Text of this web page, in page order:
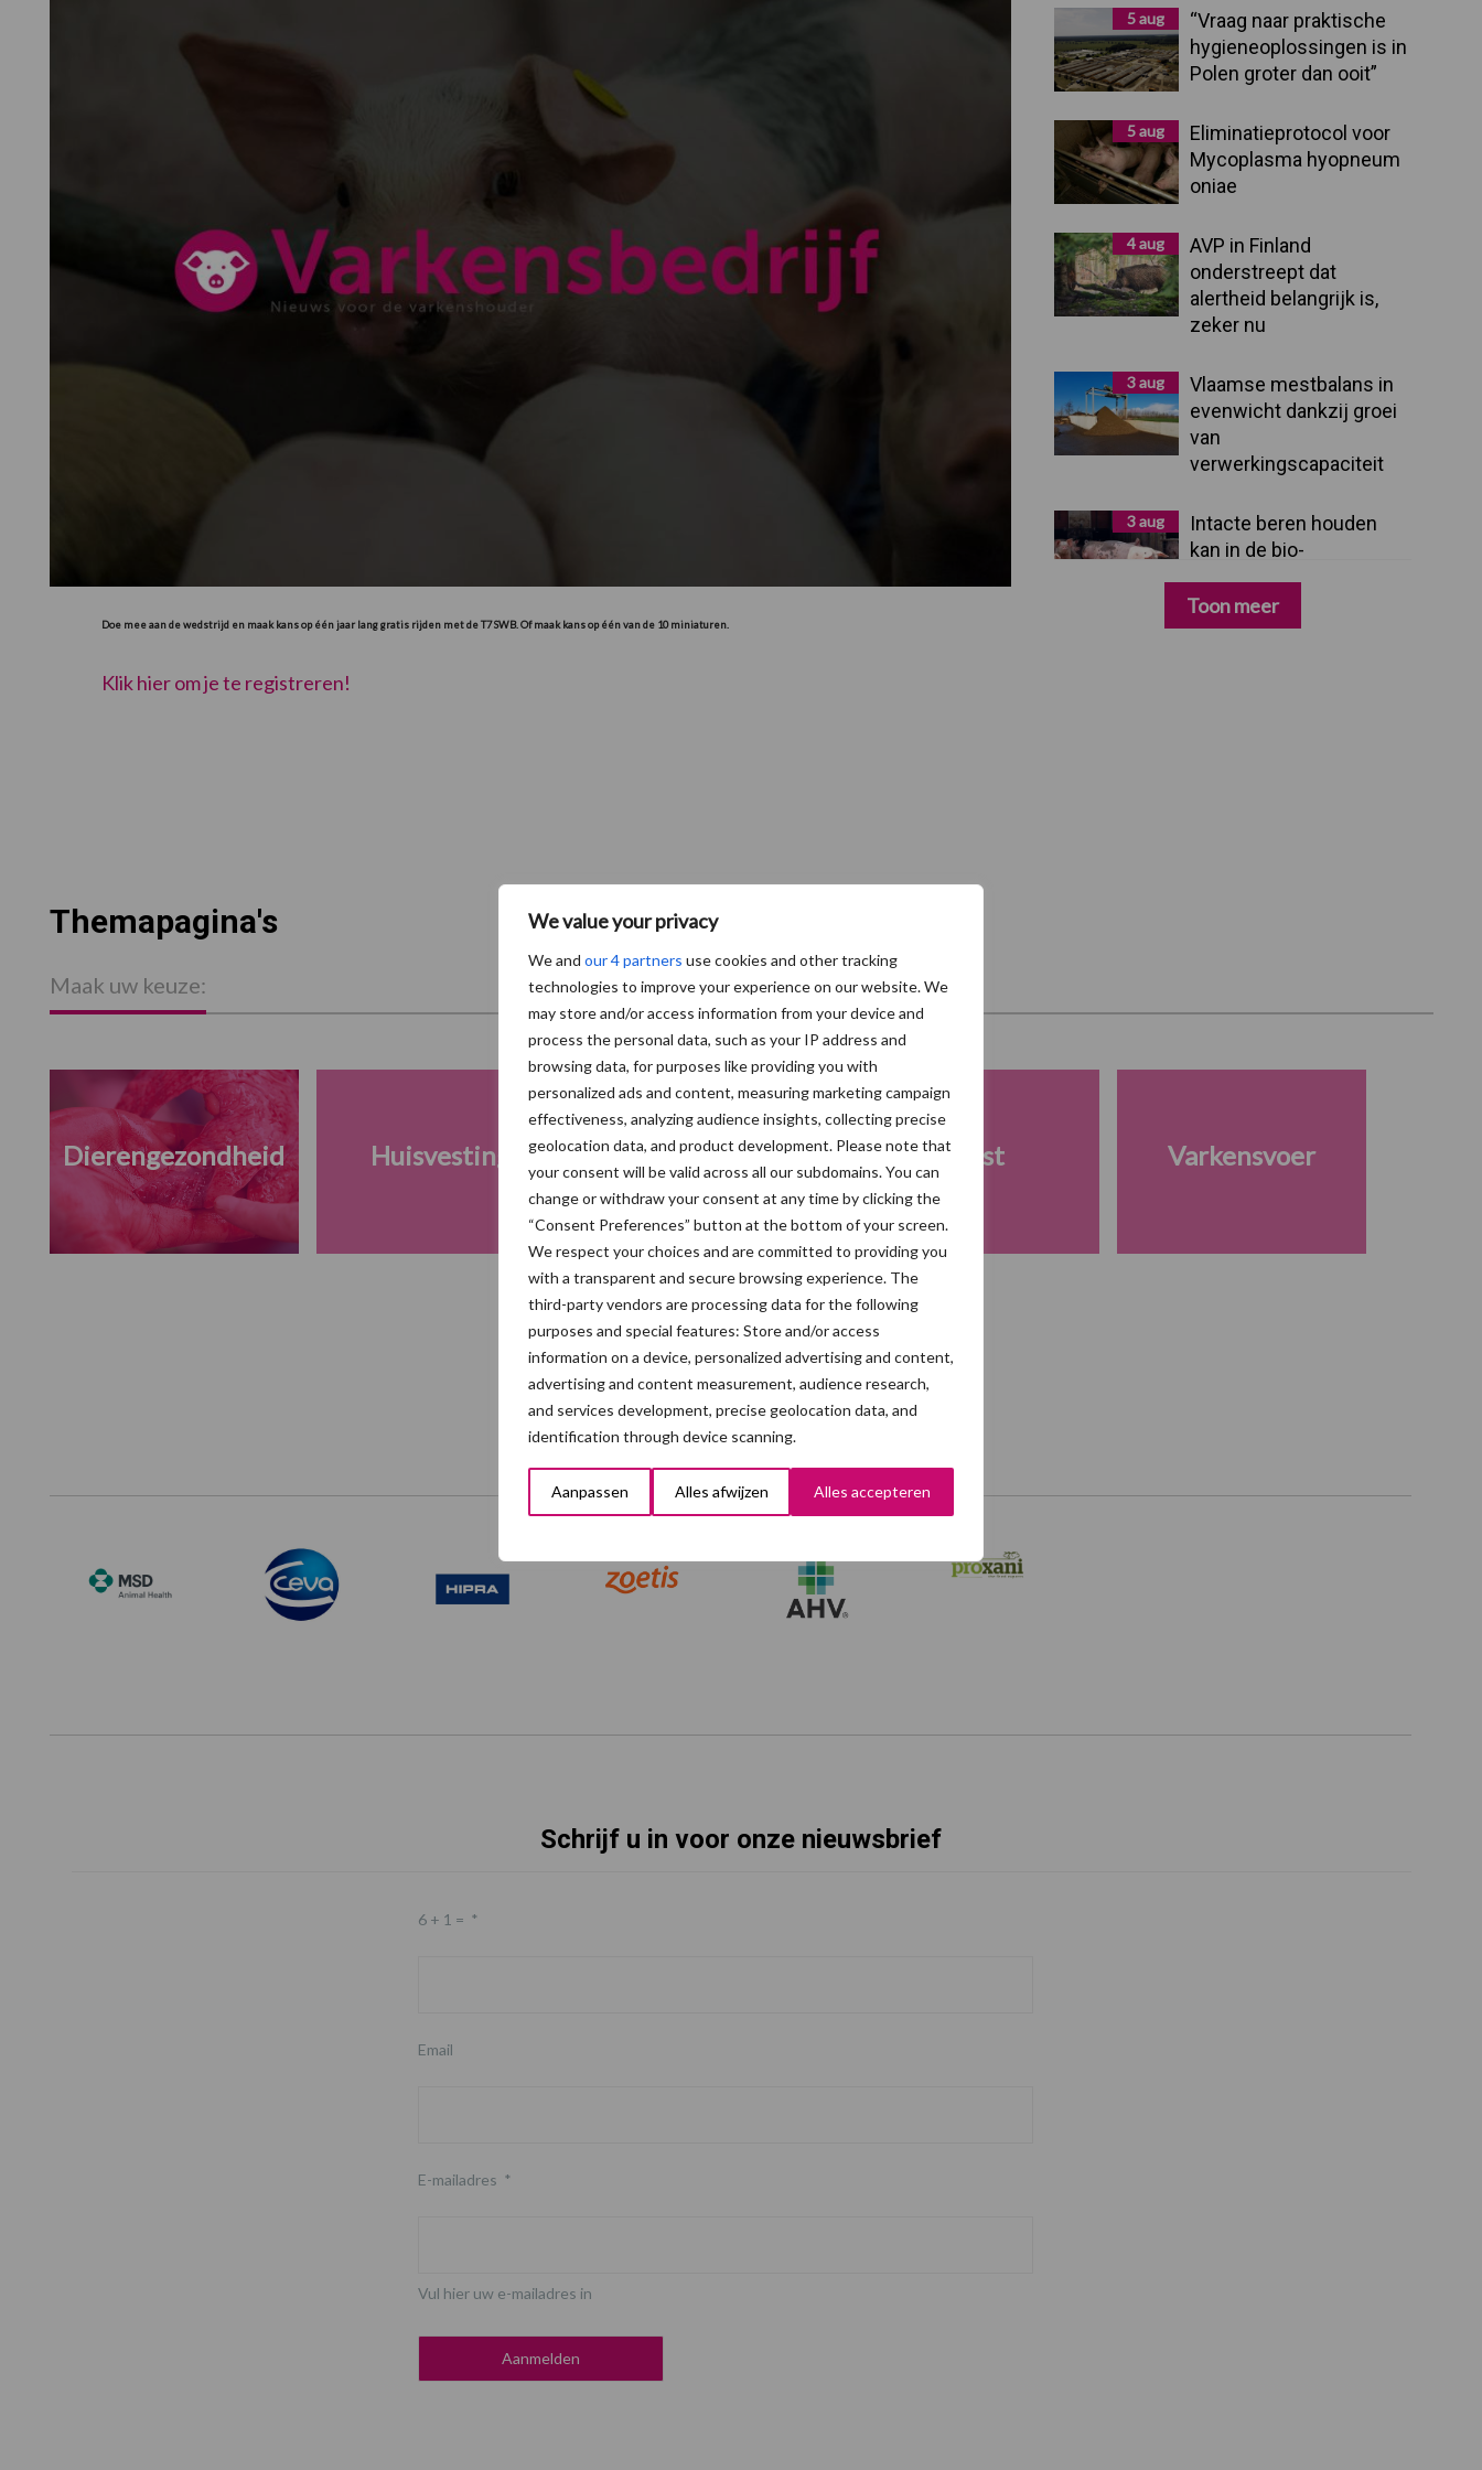
We value your privacy
We and our 4 partners use cookies and other tracking
technologies to improve your experience on our website. We
may store and/or access information from your device and
process the personal data, such as your IP address and
browsing data, for purposes like providing you with
personalized ads and content, measuring marketing campaign
effectiveness, analyzing audience insights, collecting precise
geolocation data, and product development. Please note that
your consent will be valid across all our subdomains. You can
change or withdraw your consent at any time by clicking the
“Consent Preferences” button at the bottom of your screen.
We respect your choices and are committed to providing you
with a transparent and secure browsing experience. The
third-party vendors are processing data for the following
purposes and special features: Store and/or access
information on a device, personalized advertising and content,
advertising and content measurement, audience research,
and services development, precise geolocation data, and
identification through device scanning.
Aanpassen Alles afwijzen Alles accepteren
Doe mee aan de wedstrijd en maak kans op één jaar lang gratis rijden met de T7 SWB. Of maak kans op één van de 10 miniaturen.
Klik hier om je te registreren!
Sidebar5 aug
“Vraag naar praktische
hygieneoplossingen is in
Polen groter dan ooit”
5 aug
Eliminatieprotocol voor
Mycoplasma hyopneum
oniae
4 aug
AVP in Finland
onderstreept dat
alertheid belangrijk is,
zeker nu
3 aug
Vlaamse mestbalans in
evenwicht dankzij groei
van
verwerkingscapaciteit
3 aug
Intacte beren houden
kan in de bio-
varkenshouderij, maar
dan moet alles kloppen
Toon meer
Themapagina's
Maak uw keuze:
Dierengezondheid Huisvesting Fokkerij Mest Varkensvoer
Toon meer
Onze brandpartners
Schrijf u in voor onze nieuwsbrief
6 + 1 = *
Email
E-mailadres *
Vul hier uw e-mailadres in